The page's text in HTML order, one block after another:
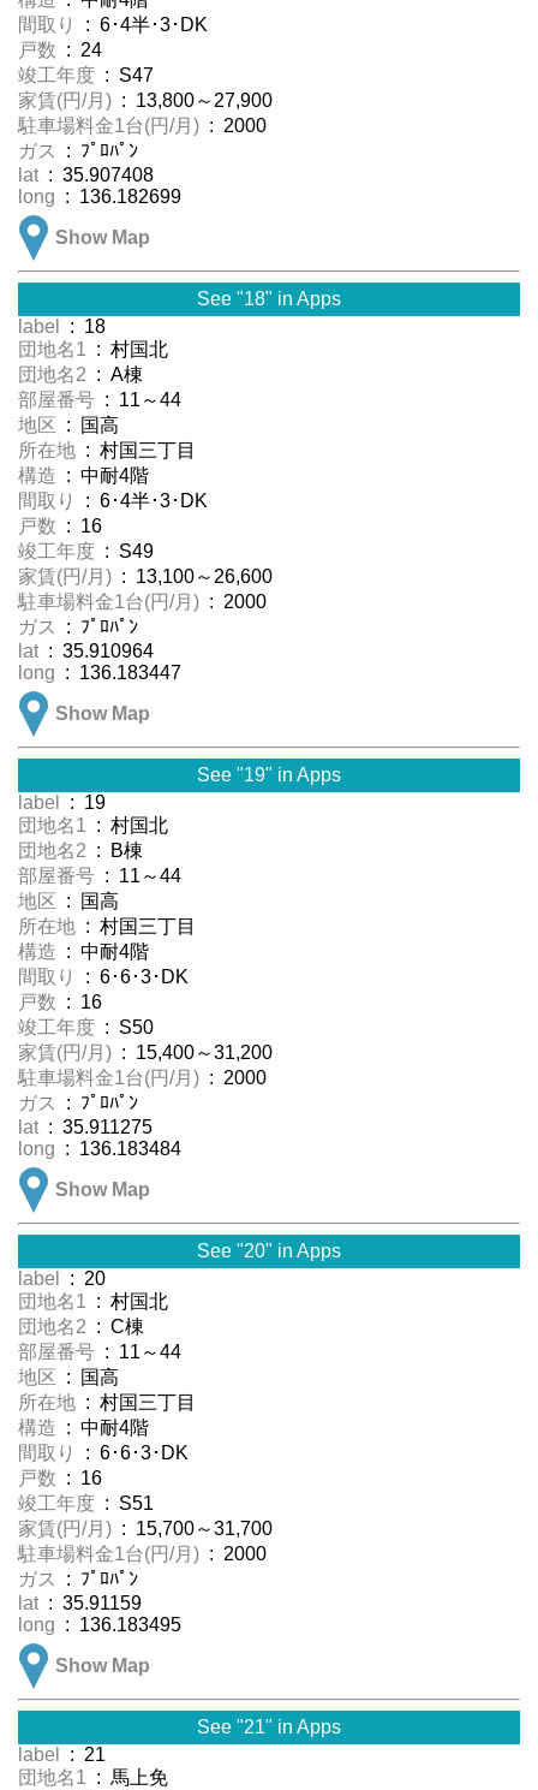
間取り
: 6･4半･3･DK
戸数 : 24
竣工年度 : S47
家賃(円/月) : 13,800～27,900
駐車場料金1台(円/月) : 2000
ガス
: ﾌﾟﾛﾊﾟﾝ
lat : 35.907408
long : 136.182699
Show Map
See "18" in Apps
label
: 18
団地名1 : 村国北
団地名2 : A棟
部屋番号 : 11～44
地区 : 国高
所在地 : 村国三丁目
構造 : 中耐4階
間取り
: 6･4半･3･DK
戸数 : 16
竣工年度 : S49
家賃(円/月) : 13,100～26,600
駐車場料金1台(円/月) : 2000
ガス
: ﾌﾟﾛﾊﾟﾝ
lat : 35.910964
long : 136.183447
Show Map
See "19" in Apps
label
: 19
団地名1 : 村国北
団地名2 : B棟
部屋番号 : 11～44
地区 : 国高
所在地 : 村国三丁目
構造 : 中耐4階
間取り
: 6･6･3･DK
戸数 : 16
竣工年度 : S50
家賃(円/月) : 15,400～31,200
駐車場料金1台(円/月) : 2000
ガス
: ﾌﾟﾛﾊﾟﾝ
lat : 35.911275
long : 136.183484
Show Map
See "20" in Apps
label
: 20
団地名1 : 村国北
団地名2 : C棟
部屋番号 : 11～44
地区 : 国高
所在地 : 村国三丁目
構造 : 中耐4階
間取り
: 6･6･3･DK
戸数 : 16
竣工年度 : S51
家賃(円/月) : 15,700～31,700
駐車場料金1台(円/月) : 2000
ガス
: ﾌﾟﾛﾊﾟﾝ
lat : 35.91159
long : 136.183495
Show Map
See "21" in Apps
label
: 21
団地名1 : 馬上免